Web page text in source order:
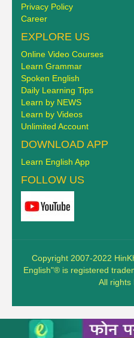
Privacy Policy
Career
EXPLORE US
Online Video Courses
Learn Grammar
Spoken English
Daily Learning Tips
Learn by NEWS
Learn by Videos
Unlimited Account
DOWNLOAD APP
Learn English App
FOLLOW US
Copyright 2007-2022
English"® is registered
All rights